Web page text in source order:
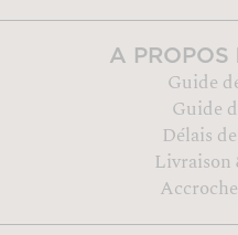
A PROPOS
Guide
Guide
Délais
Livraison